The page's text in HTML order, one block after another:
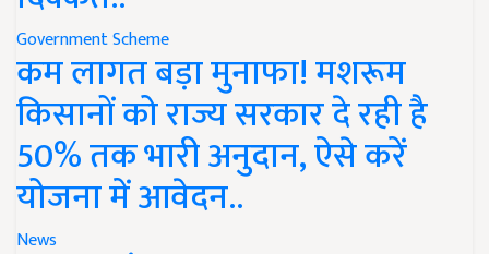
Government Scheme
कम लागत बड़ा मुनाफा! मशरूम
किसानों को राज्य सरकार दे रही है
50% तक भारी अनुदान, ऐसे करें
योजना में आवेदन..
News